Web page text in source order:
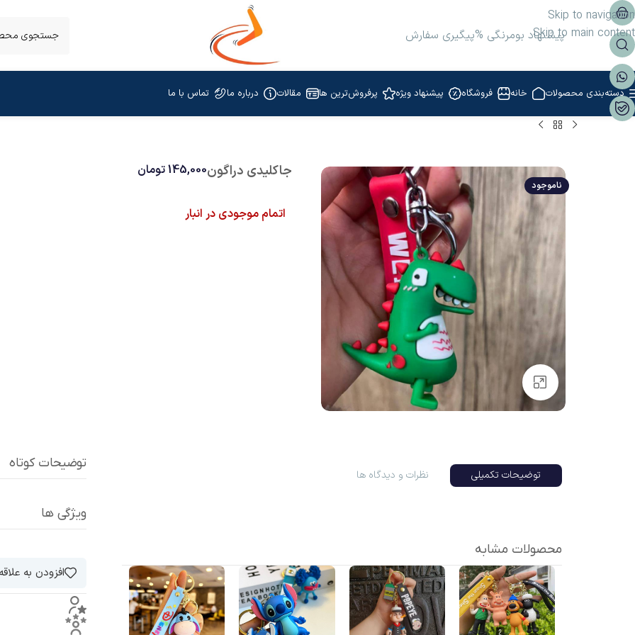
Skip to navigation
Skip to main contentپیشنهاد بومرنگی %پیگیری سفارش
دسته‌بندی محصولات خانه فروشگاه پیشنهاد ویژه پرفروش‌ترین ها مقالات درباره ما تماس با ما
ناموجود
بزرگنمایی تصویر
جاکلیدی دراگون145,000تومان
اتمام موجودی در انبار
توضیحات تکمیلی نظرات و دیدگاه ها
محصولات مشابه
توضیحات کوتاه
ویژگی ها
افزودن به